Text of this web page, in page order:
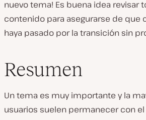
nuevo tema! Es buena idea revisar
contenido para asegurarse de que
haya pasado por la transición sin
Resumen
Un tema es muy importante y la
usuarios suelen permanecer con